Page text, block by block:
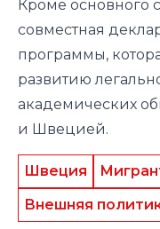
Кроме основного
совместная
программы,
развитию
академических
и Швецией.
Швеция
Внешняя